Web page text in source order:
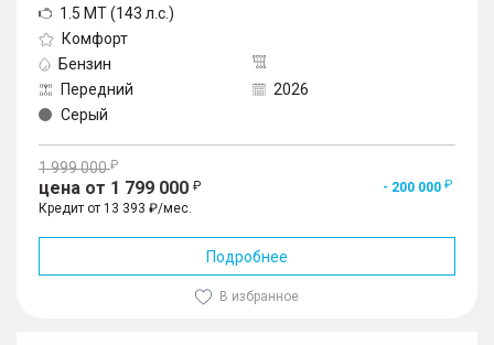
1.5 MT (143 л.с.)
Комфорт
Бензин
Передний
2026
Серый
1 999 000
цена от 1 799 000
- 200 000
Кредит от 13 393 ₽/мес.
Подробнее
В избранное